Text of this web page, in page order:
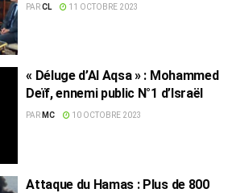
PARCL 11 OCTOBRE 2023
« Déluge d’Al Aqsa » : Mohammed
Deïf, ennemi public N°1 d’Israël
PAR MC 10 OCTOBRE 2023
Attaque du Hamas : Plus de 800